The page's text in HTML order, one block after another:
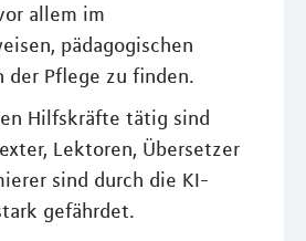
allem im
pädagogischen
der Pflege zu finden.
Hilfskräfte tätig sind
Lektoren, Übersetzer
sind durch die KI-
gefährdet.